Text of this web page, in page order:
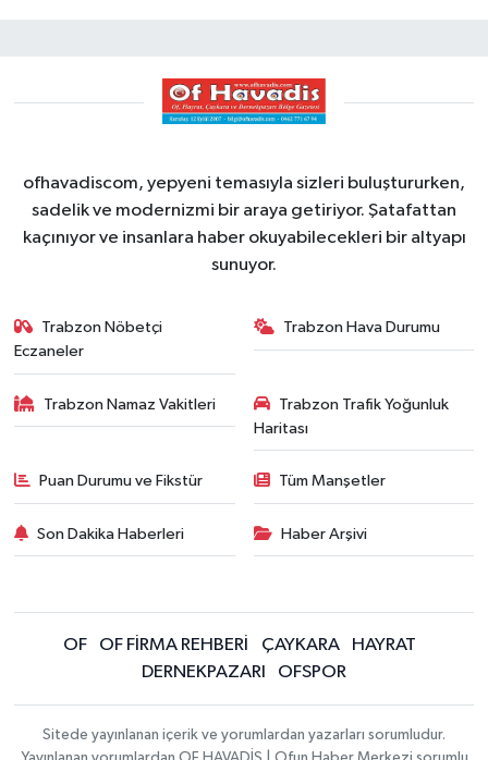
ofhavadiscom, yepyeni temasıyla sizleri buluştururken,
sadelik ve modernizmi bir araya getiriyor. Şatafattan
kaçınıyor ve insanlara haber okuyabilecekleri bir altyapı
sunuyor.
Trabzon Nöbetçi
Eczaneler
Trabzon Hava Durumu
Trabzon Namaz Vakitleri
Trabzon Trafik Yoğunluk
Haritası
Puan Durumu ve Fikstür Tüm Manşetler
Son Dakika Haberleri Haber Arşivi
OF OF FİRMA REHBERİ ÇAYKARA
HAYRAT
DERNEKPAZARI
OFSPOR
Sitede yayınlanan içerik ve yorumlardan yazarları sorumludur.